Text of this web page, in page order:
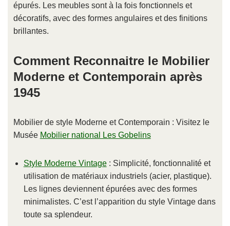
épurés. Les meubles sont à la fois fonctionnels et
décoratifs, avec des formes angulaires et des finitions
brillantes.
Comment Reconnaitre le Mobilier
Moderne et Contemporain après
1945
Mobilier de style Moderne et Contemporain : Visitez le
Musée Mobilier national Les Gobelins
Style Moderne Vintage: Simplicité, fonctionnalité et
utilisation de matériaux industriels (acier, plastique).
Les lignes deviennent épurées avec des formes
minimalistes. C’est l’apparition du style Vintage dans
toute sa splendeur.